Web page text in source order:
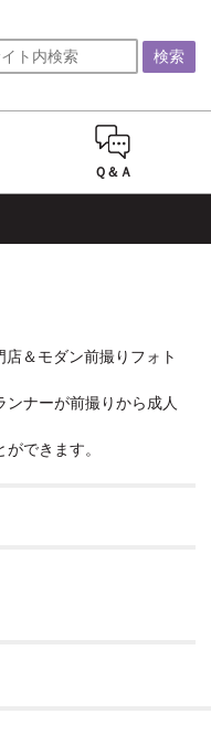
Ｑ＆Ａ
＆モダン前撮りフォト
ナーが前撮りから成人
できます。